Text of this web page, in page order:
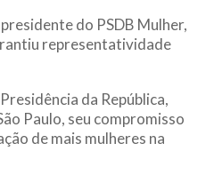
do PSDB Mulher,
representatividade
da República,
Paulo, seu compromisso
de mais mulheres na